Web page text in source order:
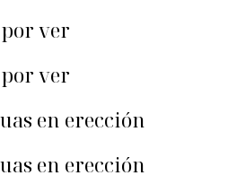
por ver
por ver
en erección
en erección